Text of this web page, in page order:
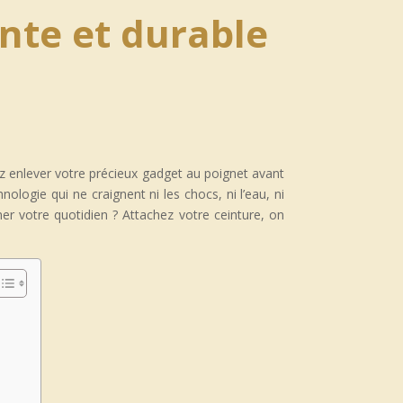
et durable
votre précieux gadget au poignet avant
qui ne craignent ni les chocs, ni l’eau, ni
votre quotidien ? Attachez votre ceinture, on